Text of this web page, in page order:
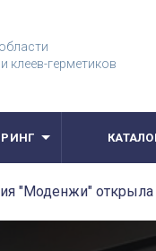
клеев-герметиков
"Моденжи"